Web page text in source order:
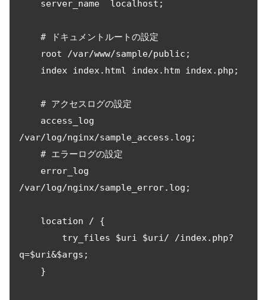
/var/log/nginx/sample_access.log;
/var/log/nginx/sample_error.log;
q=$uri&$args;